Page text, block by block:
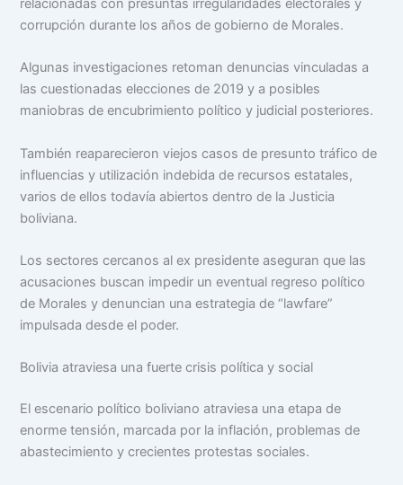
relacionadas con presuntas irregularidades electorales y
corrupción durante los años de gobierno de Morales.
Algunas investigaciones retoman denuncias vinculadas a
las cuestionadas elecciones de 2019 y a posibles
maniobras de encubrimiento político y judicial posteriores.
También reaparecieron viejos casos de presunto tráfico de
influencias y utilización indebida de recursos estatales,
varios de ellos todavía abiertos dentro de la Justicia
boliviana.
Los sectores cercanos al ex presidente aseguran que las
acusaciones buscan impedir un eventual regreso político
de Morales y denuncian una estrategia de “lawfare”
impulsada desde el poder.
Bolivia atraviesa una fuerte crisis política y social
El escenario político boliviano atraviesa una etapa de
enorme tensión, marcada por la inflación, problemas de
abastecimiento y crecientes protestas sociales.